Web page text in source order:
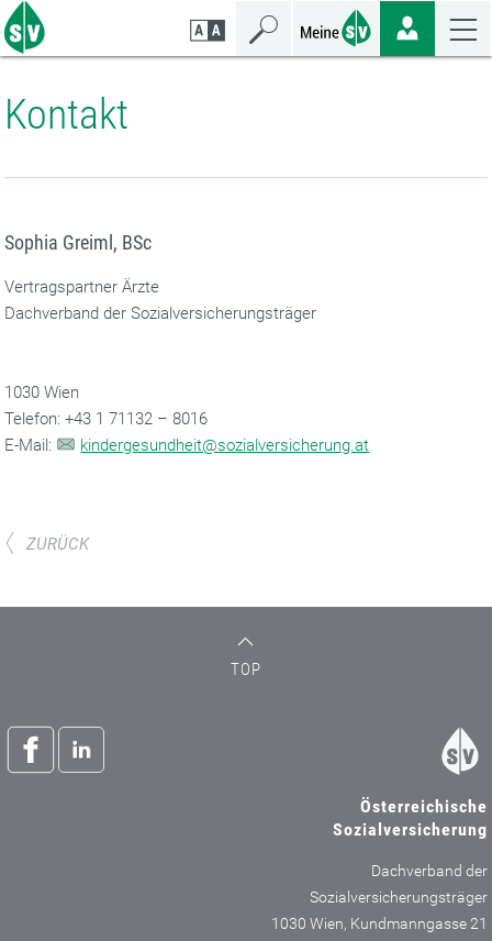
Zum
Seiteninhalt
springen
Zur
Navigation
springen
Zur
Mobilen
Navigation
springen
Kontakt
Sophia Greiml, BSc
Vertragspartner Ärzte
Dachverband der Sozialversicherungsträger
1030 Wien
‌Telefon: +43 1 71132 – 8016
‌E-Mail:
kindergesundheit@sozialversicherung.at
ZURÜCK
TOP
Österreichische
Sozialversicherung
Dachverband der
Sozialversicherungsträger
1030 Wien, Kundmanngasse 21